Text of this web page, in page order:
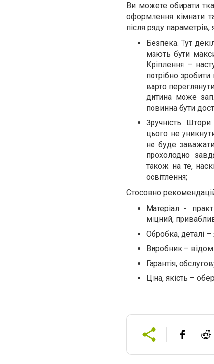
Ви можете обирати
оформлення кімнати
після ряду
Безпека. Тут
мають бути
Кріплення –
потрібно
варто
дитина може
повинна бути
Зручність.
цього не
не буде
прохолодно
також на те,
освітлення;
Стосовно
Матеріал -
міцний,
Обробка, деталі –
Виробник –
Гарантія,
Ціна, якість –